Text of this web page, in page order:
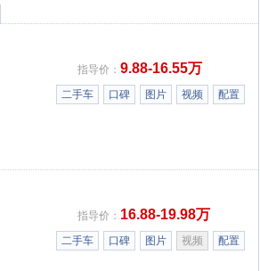
指导价： 9.88-16.55万
二手车 口碑 图片 视频 配置
指导价： 16.88-19.98万
二手车 口碑 图片 视频 配置